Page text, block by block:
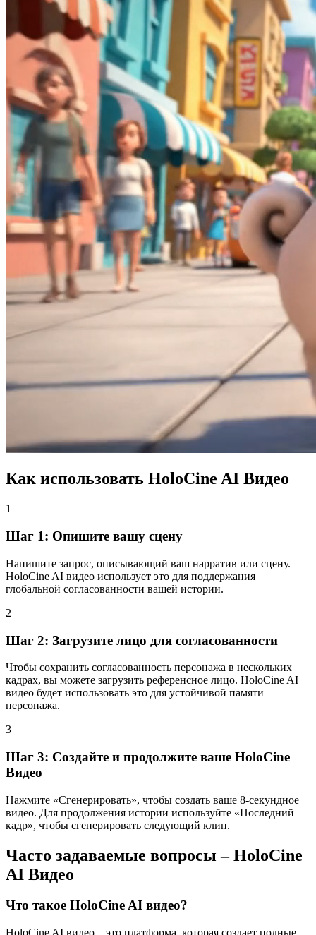
Как использовать HoloCine AI Видео
1
Шаг 1: Опишите вашу сцену
Напишите запрос, описывающий ваш нарратив или сцену.
HoloCine AI видео использует это для поддержания
глобальной согласованности вашей истории.
2
Шаг 2: Загрузите лицо для согласованности
Чтобы сохранить согласованность персонажа в нескольких
кадрах, вы можете загрузить референсное лицо. HoloCine AI
видео будет использовать это для устойчивой памяти
персонажа.
3
Шаг 3: Создайте и продолжите ваше HoloCine
Видео
Нажмите «Сгенерировать», чтобы создать ваше 8-секундное
видео. Для продолжения истории используйте «Последний
кадр», чтобы сгенерировать следующий клип.
Часто задаваемые вопросы – HoloCine
AI Видео
Что такое HoloCine AI видео?